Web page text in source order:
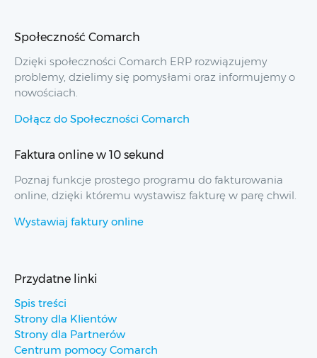
Społeczność Comarch
Dzięki społeczności Comarch ERP rozwiązujemy
problemy, dzielimy się pomysłami oraz informujemy o
nowościach.
Dołącz do Społeczności Comarch
Faktura online w 10 sekund
Poznaj funkcje prostego programu do fakturowania
online, dzięki któremu wystawisz fakturę w parę chwil.
Wystawiaj faktury online
Przydatne linki
Spis treści
Strony dla Klientów
Strony dla Partnerów
Centrum pomocy Comarch